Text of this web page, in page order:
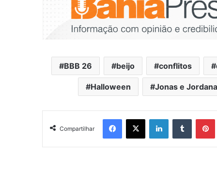
BBB 26 beijo conflitos
Halloween Jonas e Jordana
Compartilhar